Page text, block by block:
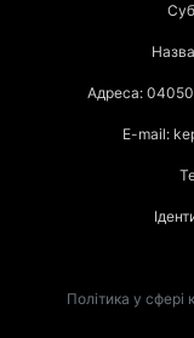
Адреса:
E-mail:
Політика у сфері